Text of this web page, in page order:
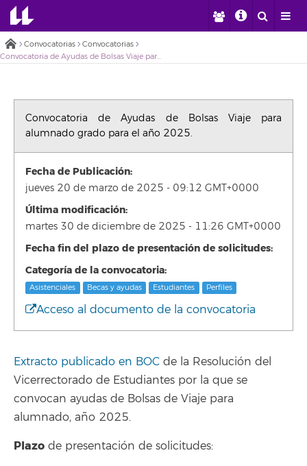
Convocatorias
Convocatorias
Convocatoria de Ayudas de Bolsas Viaje para alumnado grado para el año 2025.
Convocatoria de Ayudas de Bolsas Viaje para
alumnado grado para el año 2025.
Fecha de Publicación:
jueves 20 de marzo de 2025 - 09:12 GMT+0000
Última modificación:
martes 30 de diciembre de 2025 - 11:26 GMT+0000
Fecha fin del plazo de presentación de solicitudes:
Categoría de la convocatoria:
Asistenciales Becas y ayudas Estudiantes Perfiles
Acceso al documento de la convocatoria
Extracto publicado en BOC de la Resolución del
Vicerrectorado de Estudiantes por la que se
convocan ayudas de Bolsas de Viaje para
alumnado, año 2025.
Plazo de presentación de solicitudes: